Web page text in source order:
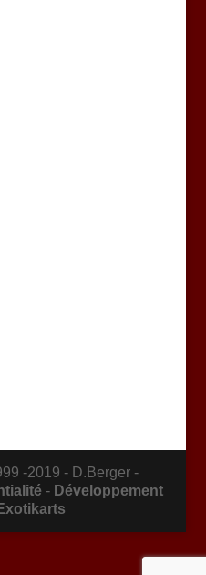
-2019 - D.Berger -
- Développement